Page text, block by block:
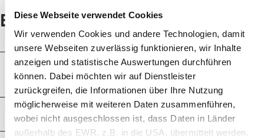
Diese Webseite verwendet Cookies
Wir verwenden Cookies und andere Technologien, damit
unsere Webseiten zuverlässig funktionieren, wir Inhalte
anzeigen und statistische Auswertungen durchführen
können. Dabei möchten wir auf Dienstleister
zurückgreifen, die Informationen über Ihre Nutzung
möglicherweise mit weiteren Daten zusammenführen,
wobei nicht ausgeschlossen ist, dass Daten in Länder
außerhalb des EWR, z.B. in die USA, übermittelt werden.
E-Mobilität
Kann ich mein E-Auto über eine normale
Haushaltssteckdose laden?
Was ist die THG-Quote?